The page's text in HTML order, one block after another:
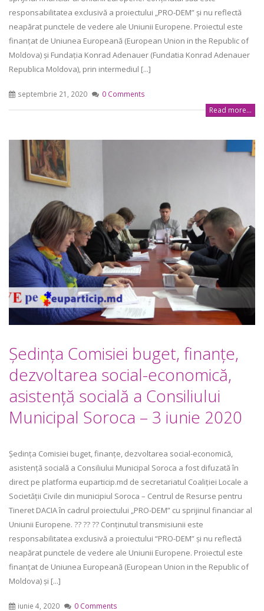
responsabilitatea exclusivă a proiectului „PRO-DEM” și nu reflectă
neapărat punctele de vedere ale Uniunii Europene. Proiectul este
finanțat de Uniunea Europeană (European Union in the Republic of
Moldova) și Fundația Konrad Adenauer (Fundatia Konrad Adenauer
Republica Moldova), prin intermediul [...]
septembrie 21, 2020 0 Comments
Read more...
Ședința Comisiei buget, finanţe,
dezvoltarea social-economică,
asistenţă socială a Consiliului
Municipal Soroca – 3 iunie 2020
Ședința Comisiei buget, finanţe, dezvoltarea social-economică,
asistenţă socială a Consiliului Municipal Soroca a fost difuzată în
direct pe platforma euparticip.md de secretariatul Coaliției Locale a
Societății Civile din municipiul Soroca – Centrul de Resurse pentru
Tineret DACIA în cadrul proiectului „PRO-DEM” cu sprijinul financiar al
Uniunii Europene. ?? ?? ?? Conținutul transmisiunii este
responsabilitatea exclusivă a proiectului “PRO-DEM” și nu reflectă
neapărat punctele de vedere ale Uniunii Europene. Proiectul este
finanțat de Uniunea Europeană (European Union in the Republic of
Moldova) și [...]
iunie 4, 2020 0 Comments